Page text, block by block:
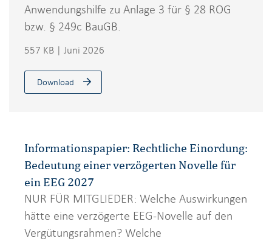
Anwendungshilfe zu Anlage 3 für § 28 ROG
bzw. § 249c BauGB.
557 KB | Juni 2026
Download
Informationspapier: Rechtliche Einordung:
Bedeutung einer verzögerten Novelle für
ein EEG 2027
NUR FÜR MITGLIEDER: Welche Auswirkungen
hätte eine verzögerte EEG-Novelle auf den
Vergütungsrahmen? Welche